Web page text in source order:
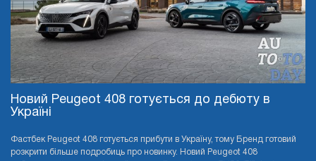
Новий Peugeot 408 готується до дебюту в
Україні
Фастбек Peugeot 408 готується прибути в Україну, тому Бренд готовий
розкрити більше подробиць про новинку. Новий Peugeot 408